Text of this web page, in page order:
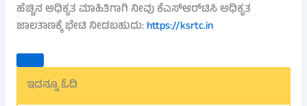
ಹೆಚ್ಚಿನ ಅಧಿಕೃತ ಮಾಹಿತಿಗಾಗಿ ನೀವು ಕೆಎಸ್ಆರ್‌ಟಿಸಿ ಅಧಿಕೃತ
ಜಾಲತಾಣಕ್ಕೆ ಭೇಟಿ ನೀಡಬಹುದು:https://ksrtc.in
ಇದನ್ನೂ ಓದಿ